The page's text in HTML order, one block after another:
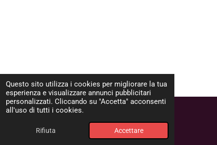
Questo sito utilizza i cookies per migliorare la tua
esperienza e visualizzare annunci pubblicitari
personalizzati. Cliccando su "Accetta" acconsenti
all'uso di tutti i cookies.
Rifiuta Accettare
TOP